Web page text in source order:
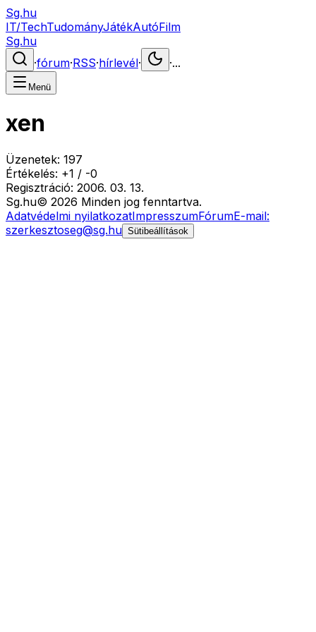
Sg.hu
IT/TechTudományJátékAutóFilm
Sg.hu
·fórum·RSS·hírlevél· ·...
Menü
xen
Üzenetek: 197
Értékelés: +1 / -0
Regisztráció: 2006. 03. 13.
Sg.hu© 2026 Minden jog fenntartva.
Adatvédelmi nyilatkozatImpresszumFórumE-mail:
szerkesztoseg@sg.hu Sütibeállítások